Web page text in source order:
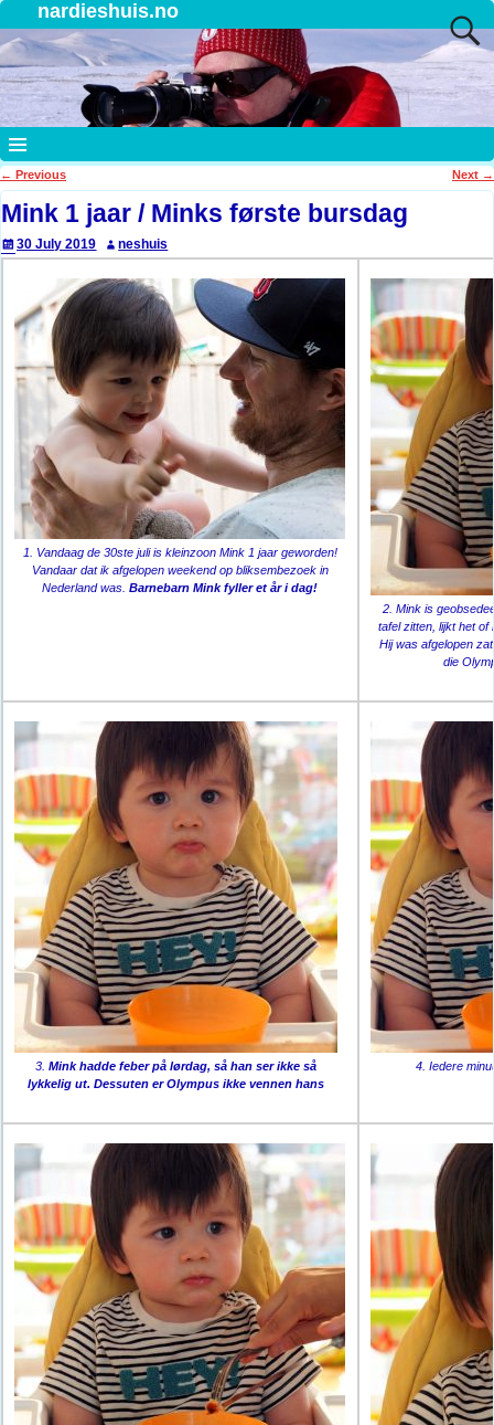
nardieshuis.no
Post navigation
← Previous Next →
Mink 1 jaar / Minks første bursdag
30 July 2019 neshuis
1. Vandaag de 30ste juli is kleinzoon Mink 1 jaar geworden!
Vandaar dat ik afgelopen weekend op bliksembezoek in
Nederland was.Barnebarn Mink fyller et år i dag!
2. Mink is
tafel zitten, lijkt het
Hij was afgelopen
die
3.Mink hadde feber på lørdag, så han ser ikke så
lykkelig ut. Dessuten er Olympus ikke vennen hans
4. Iedere